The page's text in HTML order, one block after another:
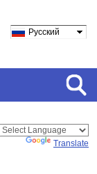
Русский
Translate